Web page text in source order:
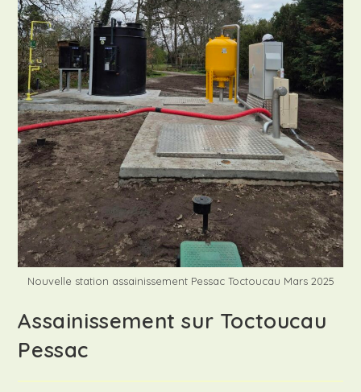
Nouvelle station assainissement Pessac Toctoucau Mars 2025
Assainissement sur Toctoucau
Pessac